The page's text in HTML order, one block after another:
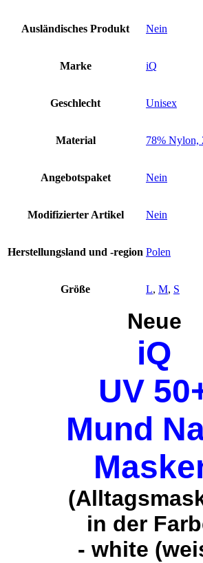
Alltagsmaske
Multifunktionstuch
Ausländisches Produkt Nein
Marke iQ
Geschlecht Unisex
Material 78% Nylon,
Angebotspaket Nein
Modifizierter Artikel Nein
Herstellungsland und -region Polen
Größe L, M, S
Neue
iQ
UV
Mund
in der
- white